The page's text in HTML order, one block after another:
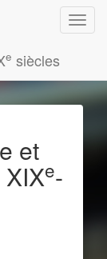
e siècles
et
e-